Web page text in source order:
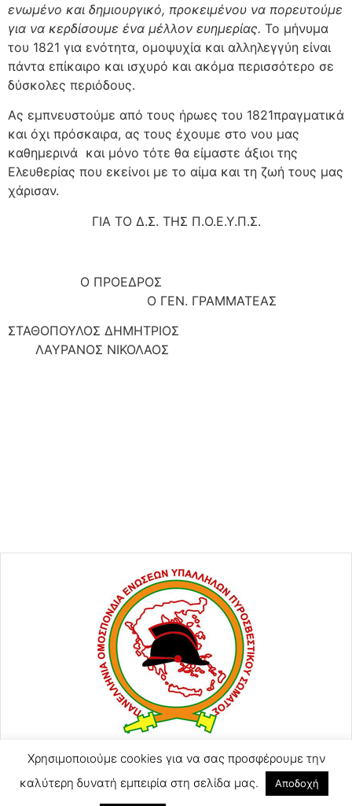
ενωμένο και δημιουργικό, προκειμένου να πορευτούμε
για να κερδίσουμε ένα μέλλον ευημερίας. Το μήνυμα
του 1821 για ενότητα, ομοψυχία και αλληλεγγύη είναι
πάντα επίκαιρο και ισχυρό και ακόμα περισσότερο σε
δύσκολες περιόδους.
Ας εμπνευστούμε από τους ήρωες του 1821πραγματικά
και όχι πρόσκαιρα, ας τους έχουμε στο νου μας
καθημερινά και μόνο τότε θα είμαστε άξιοι της
Ελευθερίας που εκείνοι με το αίμα και τη ζωή τους μας
χάρισαν.
ΓΙΑ ΤΟ Δ.Σ. ΤΗΣ Π.Ο.Ε.Υ.Π.Σ.
Ο ΠΡΟΕΔΡΟΣ
Ο ΓΕΝ. ΓΡΑΜΜΑΤΕΑΣ
ΣΤΑΘΟΠΟΥΛΟΣ ΔΗΜΗΤΡΙΟΣ
ΛΑΥΡΑΝΟΣ ΝΙΚΟΛΑΟΣ
ΑΓΙΟΥ ΚΩΝΣΤΑΝΤΙΝΟΥ 57
2105248128
Χρησιμοποιούμε cookies για να σας προσφέρουμε την
καλύτερη δυνατή εμπειρία στη σελίδα μας.
Αποδοχή